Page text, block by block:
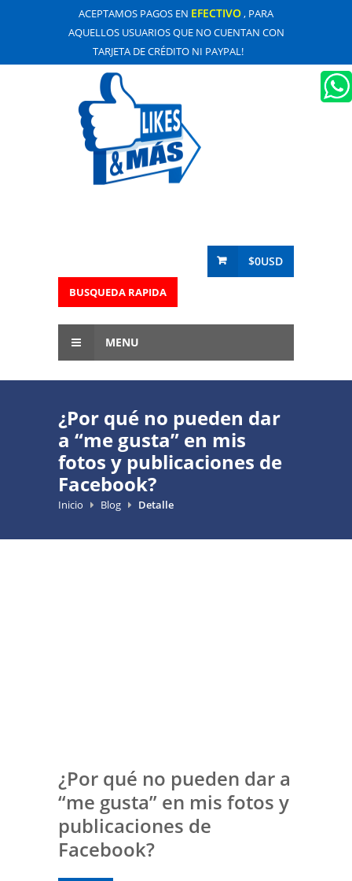
ACEPTAMOS PAGOS EN EFECTIVO, PARA
AQUELLOS USUARIOS QUE NO CUENTAN CON
TARJETA DE CRÉDITO NI PAYPAL!
$0USD
BUSQUEDA RAPIDA
MENU
¿Por qué no pueden dar
a “me gusta” en mis
fotos y publicaciones de
Facebook?
Inicio Blog Detalle
¿Por qué no pueden dar a
“me gusta” en mis fotos y
publicaciones de
Facebook?